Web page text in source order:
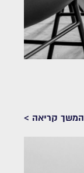
המשך קריאה >